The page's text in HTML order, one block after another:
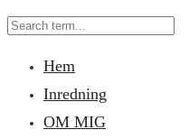
Hem
Inredning
OM MIG